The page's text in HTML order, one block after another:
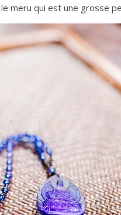
meru qui est une grosse